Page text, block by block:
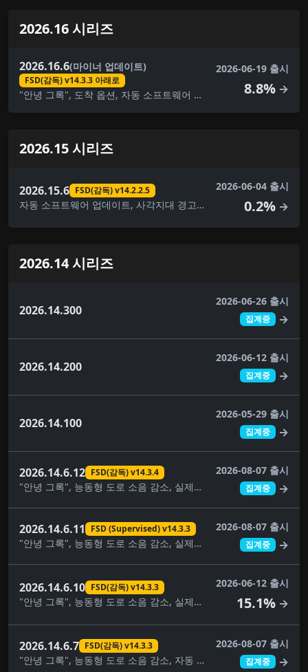
2026.16 시리즈
2026.16.6(마이너 업데이트)
FSD(감독) v14.3.3 아래로
"안녕 그록", 도착 옵션, 자동 소프트웨어 업데이트, 자동 조종 장치 이름 지정 업데이트, 사각지대 경고등, 브레이크 확인, 대시캠 뷰어 업데이트, FSD(감독) v14.3.3 아래로, 완전 자율 주행(감독) 아래, 몰입형 사운드 업그레이드, 건반, 사소한 수정, 음악 앱 대기열, 애완동물 모드, 후면 디스플레이, 보안 개선, 스케치북, 속도 프로필, 여행, UI 개선, 시각적 업데이트, 날씨 지도 개선
2026-06-19 출시
8.8% →
2026.15 시리즈
2026.15.6 FSD(감독) v14.2.2.5
자동 소프트웨어 업데이트, 사각지대 경고등, 브레이크 확인, 대시캠 뷰어 업데이트, FSD(감독) v14.2.2.5, 완전 자율주행(감독), 건반, 음악 앱 대기열, 페인트 가게, 애완동물 모드, 후면 디스플레이, 보안 개선, 스케치북, 속도 프로필, 여행, UI 개선
2026-06-04 출시
0.2% →
2026.14 시리즈
2026.14.300
2026-06-26 출시
집계중 →
2026.14.200
2026-06-12 출시
집계중 →
2026.14.100
2026-05-29 출시
집계중 →
2026.14.6.12 FSD(감독) v14.3.4
"안녕 그록", 능동형 도로 소음 감소, 실제로 스마트 소환, 자동 소프트웨어 업데이트, 사각지대 경고등, 주차 중 사각지대 경고, 컴포트 브레이킹, 대시캠 뷰어 업데이트, FSD(감독) v14.3.4, 완전 자율주행(감독), 몰입형 사운드 업그레이드, 건반, 음악 앱 대기열, 페인트 가게, 애완동물 모드, 후면 디스플레이, 보안 개선, 자율주행 앱, 스케치북, 슈퍼차저 가격 필터, 여행, 시각적 업데이트, 날씨 지도 개선
2026-08-07 출시
집계중 →
2026.14.6.11 FSD (Supervised) v14.3.3
"안녕 그록", 능동형 도로 소음 감소, 실제로 스마트 소환, 자동 소프트웨어 업데이트, 사각지대 경고등, 주차 중 사각지대 경고, 컴포트 브레이킹, 대시캠 뷰어 업데이트, FSD (Supervised) v14.3.3, FSD(감독) v14.3.4, 완전 자율주행(감독), 몰입형 사운드 업그레이드, 건반, 음악 앱 대기열, 페인트 가게, 애완동물 모드, 후면 디스플레이, 보안 개선, 자율주행 앱, 스케치북, 슈퍼차저 가격 필터, 여행, 시각적 업데이트, 날씨 지도 개선
2026-08-07 출시
집계중 →
2026.14.6.10 FSD(감독) v14.3.3
"안녕 그록", 능동형 도로 소음 감소, 실제로 스마트 소환, 자동 소프트웨어 업데이트, 사각지대 경고등, 주차 중 사각지대 경고, 컴포트 브레이킹, 대시캠 뷰어 업데이트, FSD(감독) v14.3.3, FSD(감독) v14.3.4, 완전 자율주행(감독), 몰입형 사운드 업그레이드, 건반, 음악 앱 대기열, 페인트 가게, 애완동물 모드, 후면 디스플레이, 보안 개선, 자율주행 앱, 스케치북, 슈퍼차저 가격 필터, 여행, 시각적 업데이트, 날씨 지도 개선
2026-06-12 출시
15.1% →
2026.14.6.7 FSD(감독) v14.3.3
"안녕 그록", 능동형 도로 소음 감소, 자동 소프트웨어 업데이트, 사각지대 경고등, 주차 중 사각지대 경고, 컴포트 브레이킹, 대시캠 뷰어 업데이트, FSD(감독) v14.3.3, 완전 자율주행(감독), 몰입형 사운드 업그레이드, 건반, 음악 앱 대기열, 페인트 가게, 애완동물 모드, 후면 디스플레이, 보안 개선, 자율주행 앱, 스케치북, 슈퍼차저 가격 필터, 여행, 시각적 업데이트, 날씨 지도 개선
2026-08-07 출시
집계중 →